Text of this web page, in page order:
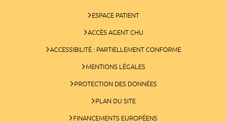
ESPACE PATIENT
ACCÈS AGENT CHU
ACCESSIBILITÉ : PARTIELLEMENT CONFORME
MENTIONS LÉGALES
PROTECTION DES DONNÉES
PLAN DU SITE
FINANCEMENTS EUROPÉENS